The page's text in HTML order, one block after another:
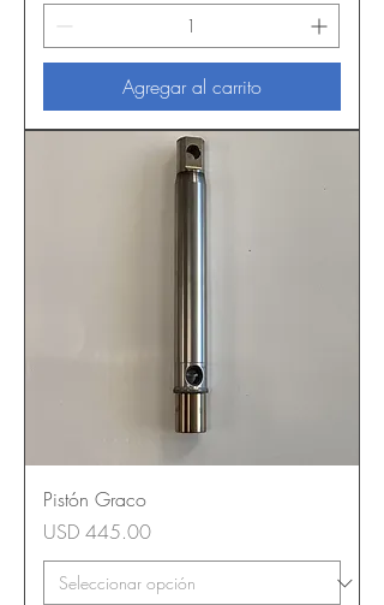
Agregar al carrito
Pistón Graco
Precio
USD 445.00